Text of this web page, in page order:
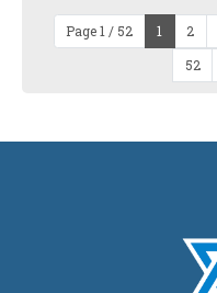
Page 1 / 52 1 2
52